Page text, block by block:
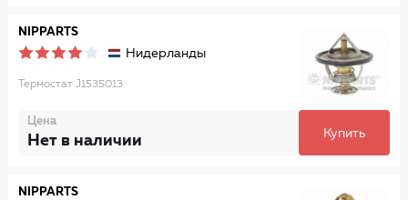
NIPPARTS
Нидерланды
Термостат J1535013
Цена
Нет в наличии Купить
NIPPARTS